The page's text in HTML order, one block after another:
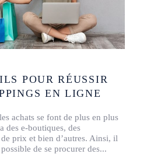
POUR RÉUSSIR
EN LIGNE
achats se font de plus en plus
des e-boutiques, des
prix et bien d’autres. Ainsi, il
de se procurer des